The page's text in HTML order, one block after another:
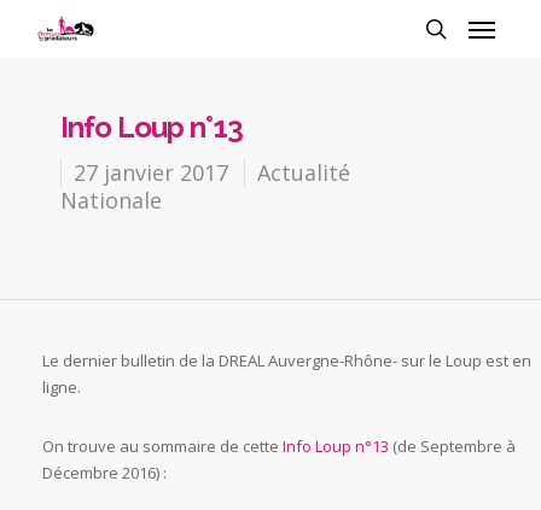
Info Loup n°13
27 janvier 2017
Actualité
Nationale
Le dernier bulletin de la DREAL Auvergne-Rhône- sur le Loup est en
ligne.
On trouve au sommaire de cetteInfo Loup n°13 (de Septembre à
Décembre 2016) :